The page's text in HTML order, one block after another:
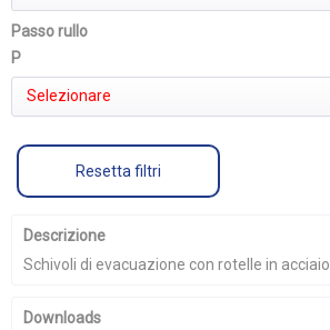
Passo rullo
P
Selezionare
Resetta filtri
Descrizione
Schivoli di evacuazione con rotelle in acciaio
Downloads